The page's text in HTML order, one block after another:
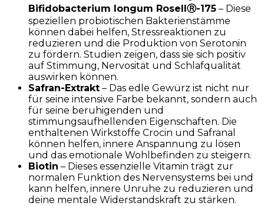
Bifidobacterium longum RosellⓇ-175 – Diese
speziellen probiotischen Bakterienstämme
können dabei helfen, Stressreaktionen zu
reduzieren und die Produktion von Serotonin
zu fördern. Studien zeigen, dass sie sich positiv
auf Stimmung, Nervosität und Schlafqualität
auswirken können.
Safran-Extrakt – Das edle Gewürz ist nicht nur
für seine intensive Farbe bekannt, sondern auch
für seine beruhigenden und
stimmungsaufhellenden Eigenschaften. Die
enthaltenen Wirkstoffe Crocin und Safranal
können helfen, innere Anspannung zu lösen
und das emotionale Wohlbefinden zu steigern.
Biotin – Dieses essenzielle Vitamin trägt zur
normalen Funktion des Nervensystems bei und
kann helfen, innere Unruhe zu reduzieren und
deine mentale Widerstandskraft zu stärken.